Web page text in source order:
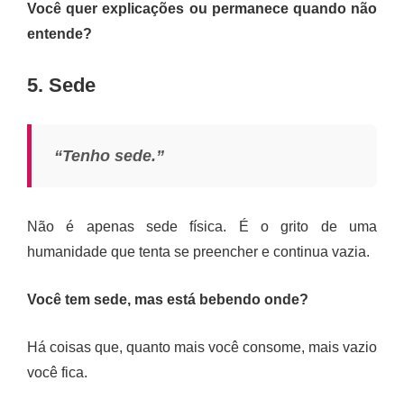
Você quer explicações ou permanece quando não
entende?
5. Sede
“Tenho sede.”
Não é apenas sede física. É o grito de uma
humanidade que tenta se preencher e continua vazia.
Você tem sede, mas está bebendo onde?
Há coisas que, quanto mais você consome, mais vazio
você fica.